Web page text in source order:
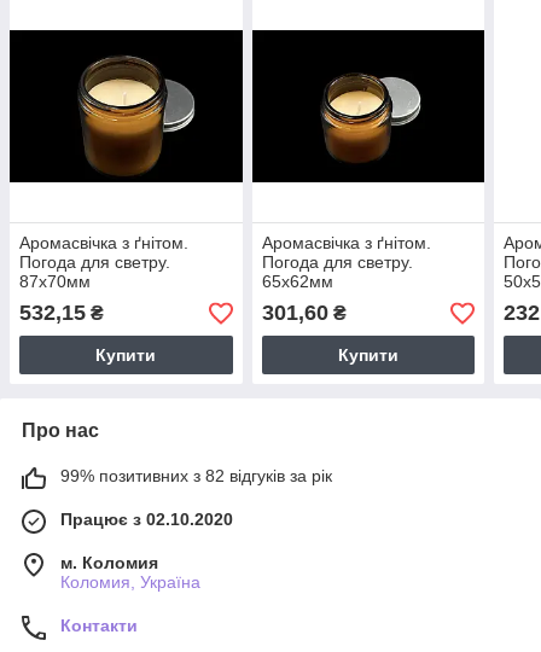
Аромасвічка з ґнітом.
Погода для светру.
87х70мм
532,15 ₴
Купити
Аромасвічка з ґнітом.
Погода для светру.
65х62мм
301,60₴
Купити
232
Про нас
99% позитивних з 82 відгуків за рік
Працює з 02.10.2020
м. Коломия
Коломия, Україна
Контакти